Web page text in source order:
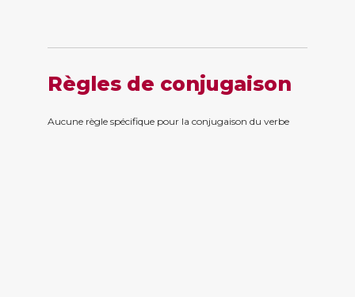
Règles de conjugaison
Aucune règle spécifique pour la conjugaison du verbe